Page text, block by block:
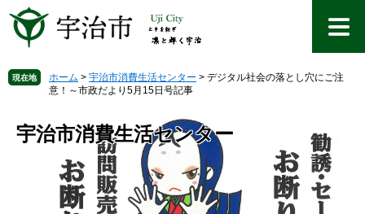
先を 現在地 ホーム > 宇治市消費生活センター > デジタル社会の落とし穴にご注
意！～市政だより5月15日号記事
宇治市消費生活センター